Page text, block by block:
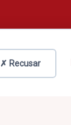
✗ Recusar